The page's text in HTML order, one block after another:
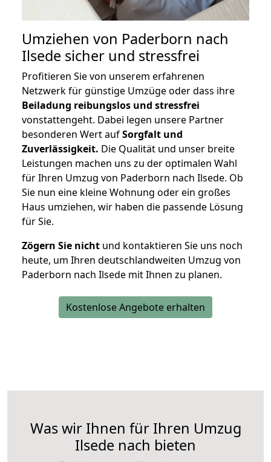
Umziehen von Paderborn nach
Ilsede sicher und stressfrei
Profitieren Sie von unserem erfahrenen
Netzwerk für günstige Umzüge oder dass ihre
Beiladung reibungslos und stressfrei
vonstattengeht. Dabei legen unsere Partner
besonderen Wert aufSorgfalt und
Zuverlässigkeit. Die Qualität und unser breite
Leistungen machen uns zu der optimalen Wahl
für Ihren Umzug von Paderborn nach Ilsede. Ob
Sie nun eine kleine Wohnung oder ein großes
Haus umziehen, wir haben die passende Lösung
für Sie.
Zögern Sie nicht und kontaktieren Sie uns noch
heute, um Ihren deutschlandweiten Umzug von
Paderborn nach Ilsede mit Ihnen zu planen.
Kostenlose Angebote erhalten
Was wir Ihnen für Ihren Umzug
Ilsede nach bieten